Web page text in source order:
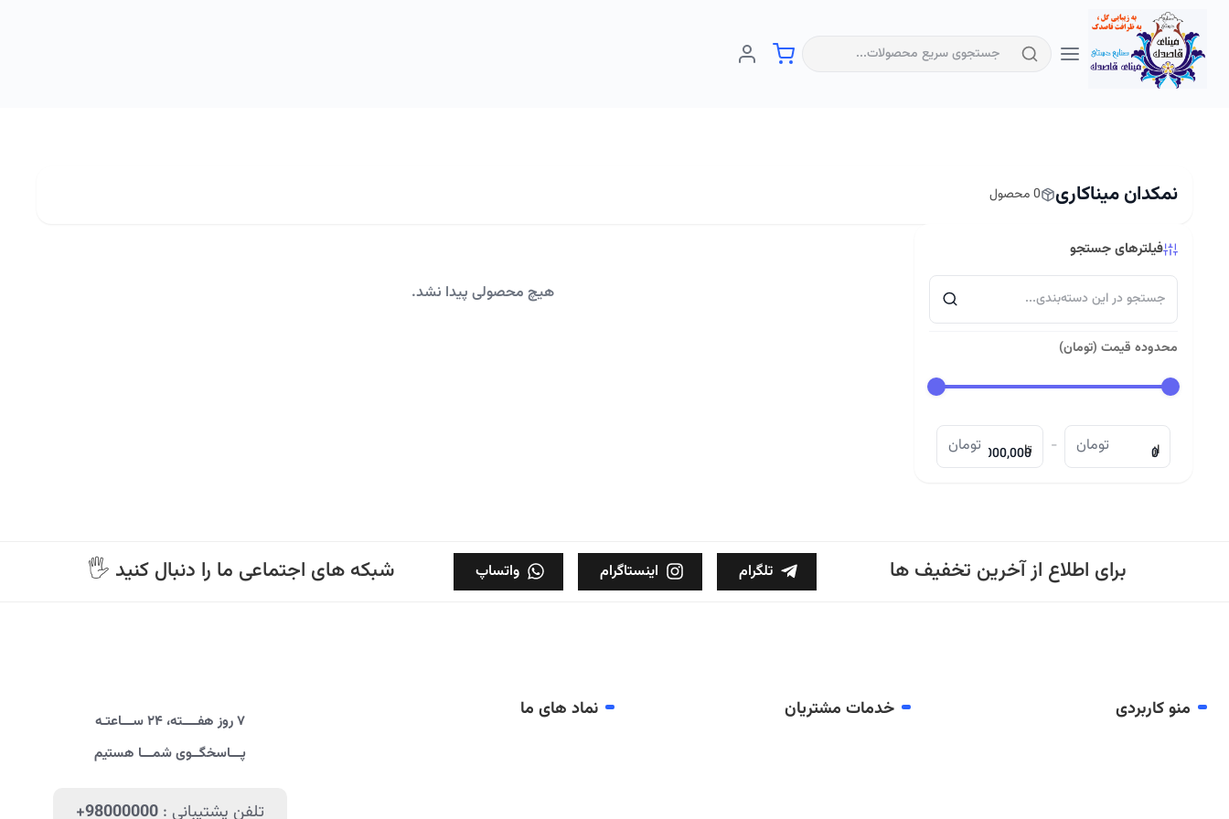
نمکدان میناکاری 0 محصول
فیلترهای جستجو
محدوده قیمت (تومان)
از تومان - تا تومان
هیچ محصولی پیدا نشد.
🖐 شبکه های اجتماعی ما را دنبال کنید تلگرام اینستاگرام واتساپ برای اطلاع از آخرین تخفیف ها
منو کاربردی خدمات مشتریان نماد های ما
۷ روز هفــــته، ۲۴ ســـاعتـه
پـــاسخگــوی شمـــا هستیم
تلفن پشتیبانی : +98000000